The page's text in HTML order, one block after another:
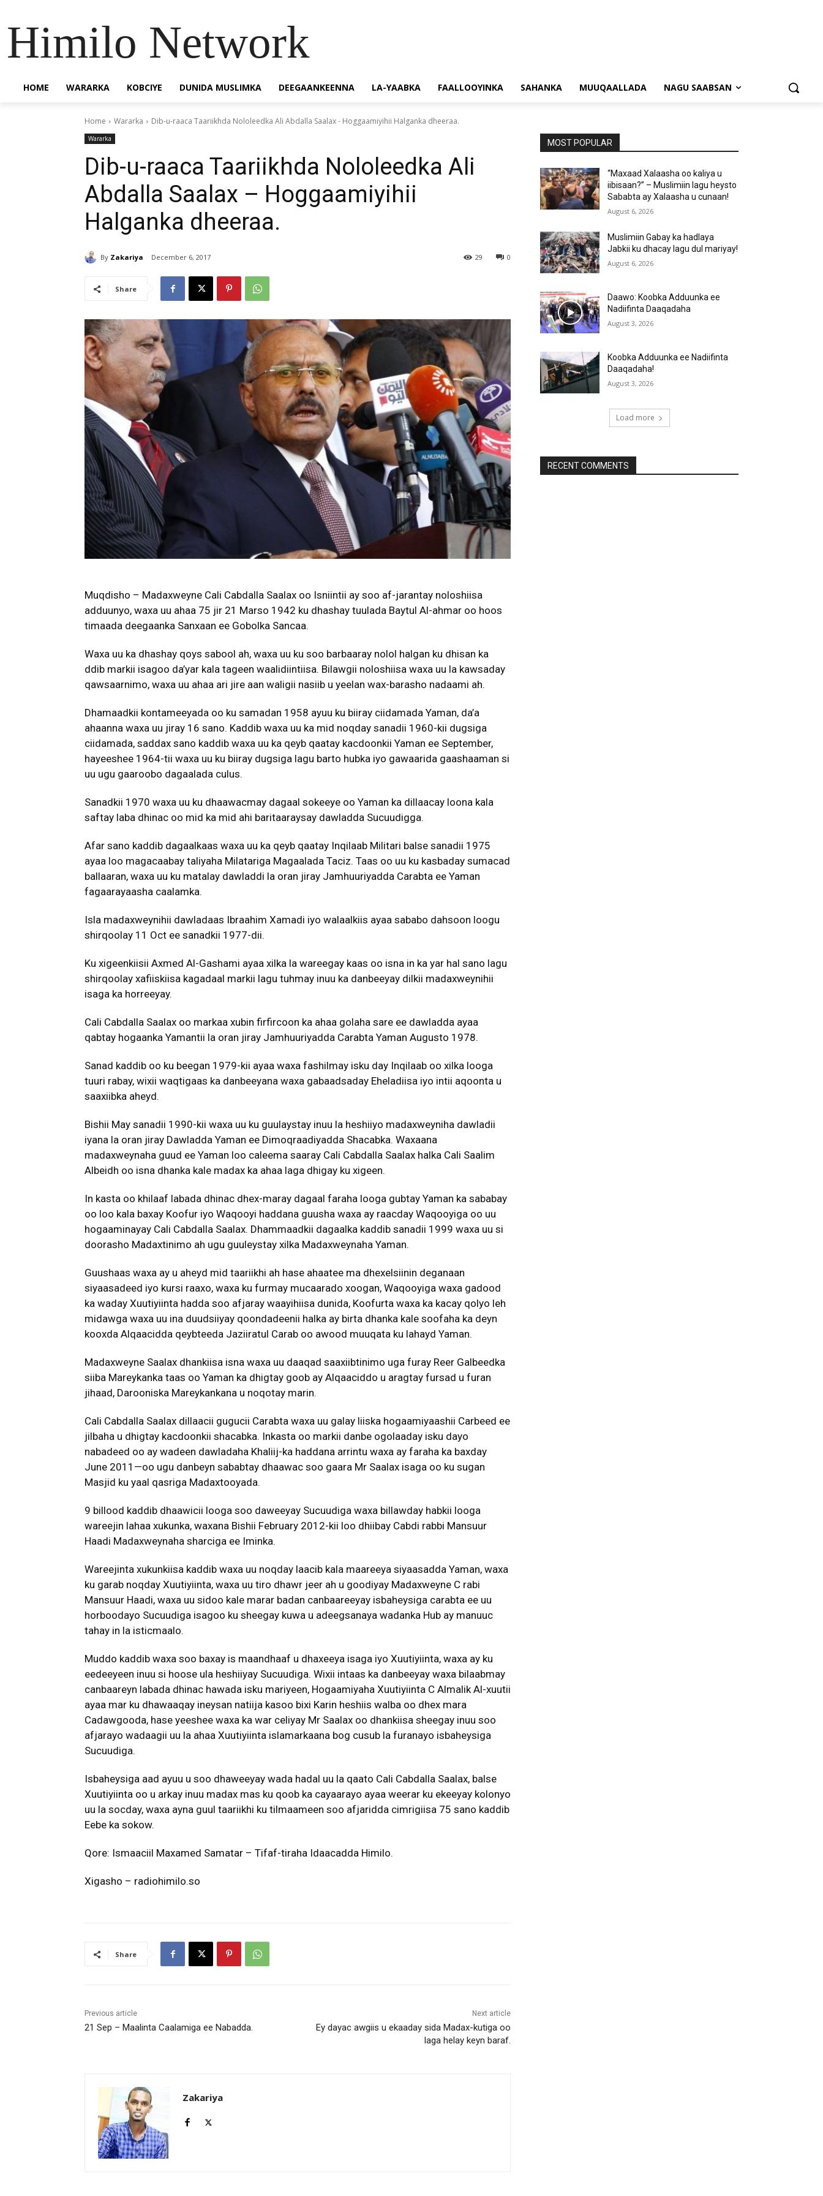
Himilo Network
HOME WARARKA KOBCIYE DUNIDA MUSLIMKA DEEGAANKEENNA LA-YAABKA FAALLOOYINKA SAHANKA MUUQAALLADA NAGU SAABSAN
Home Wararka Dib-u-raaca Taariikhda Nololeedka Ali Abdalla Saalax - Hoggaamiyihii Halganka dheeraa.
Wararka
Dib-u-raaca Taariikhda Nololeedka Ali
Abdalla Saalax – Hoggaamiyihii
Halganka dheeraa.
By Zakariya December 6, 2017 0
29
Share
Muqdisho – Madaxweyne Cali Cabdalla Saalax oo Isniintii ay soo af-jarantay noloshiisa
adduunyo, waxa uu ahaa 75 jir 21 Marso 1942 ku dhashay tuulada Baytul Al-ahmar oo hoos
timaada deegaanka Sanxaan ee Gobolka Sancaa.
Waxa uu ka dhashay qoys sabool ah, waxa uu ku soo barbaaray nolol halgan ku dhisan ka
ddib markii isagoo da’yar kala tageen waalidiintiisa. Bilawgii noloshiisa waxa uu la kawsaday
qawsaarnimo, waxa uu ahaa ari jire aan waligii nasiib u yeelan wax-barasho nadaami ah.
Dhamaadkii kontameeyada oo ku samadan 1958 ayuu ku biiray ciidamada Yaman, da’a
ahaanna waxa uu jiray 16 sano. Kaddib waxa uu ka mid noqday sanadii 1960-kii dugsiga
ciidamada, saddax sano kaddib waxa uu ka qeyb qaatay kacdoonkii Yaman ee September,
hayeeshee 1964-tii waxa uu ku biiray dugsiga lagu barto hubka iyo gawaarida gaashaaman si
uu ugu gaaroobo dagaalada culus.
Sanadkii 1970 waxa uu ku dhaawacmay dagaal sokeeye oo Yaman ka dillaacay loona kala
saftay laba dhinac oo mid ka mid ahi baritaaraysay dawladda Sucuudigga.
Afar sano kaddib dagaalkaas waxa uu ka qeyb qaatay Inqilaab Militari balse sanadii 1975
ayaa loo magacaabay taliyaha Milatariga Magaalada Taciz. Taas oo uu ku kasbaday sumacad
ballaaran, waxa uu ku matalay dawladdi la oran jiray Jamhuuriyadda Carabta ee Yaman
fagaarayaasha caalamka.
Isla madaxweynihii dawladaas Ibraahim Xamadi iyo walaalkiis ayaa sababo dahsoon loogu
shirqoolay 11 Oct ee sanadkii 1977-dii.
Ku xigeenkiisii Axmed Al-Gashami ayaa xilka la wareegay kaas oo isna in ka yar hal sano lagu
shirqoolay xafiiskiisa kagadaal markii lagu tuhmay inuu ka danbeeyay dilkii madaxweynihii
isaga ka horreeyay.
Cali Cabdalla Saalax oo markaa xubin firfircoon ka ahaa golaha sare ee dawladda ayaa
qabtay hogaanka Yamantii la oran jiray Jamhuuriyadda Carabta Yaman Augusto 1978.
Sanad kaddib oo ku beegan 1979-kii ayaa waxa fashilmay isku day Inqilaab oo xilka looga
tuuri rabay, wixii waqtigaas ka danbeeyana waxa gabaadsaday Eheladiisa iyo intii aqoonta u
saaxiibka aheyd.
Bishii May sanadii 1990-kii waxa uu ku guulaystay inuu la heshiiyo madaxweyniha dawladii
iyana la oran jiray Dawladda Yaman ee Dimoqraadiyadda Shacabka. Waxaana
madaxweynaha guud ee Yaman loo caleema saaray Cali Cabdalla Saalax halka Cali Saalim
Albeidh oo isna dhanka kale madax ka ahaa laga dhigay ku xigeen.
In kasta oo khilaaf labada dhinac dhex-maray dagaal faraha looga gubtay Yaman ka sababay
oo loo kala baxay Koofur iyo Waqooyi haddana guusha waxa ay raacday Waqooyiga oo uu
hogaaminayay Cali Cabdalla Saalax. Dhammaadkii dagaalka kaddib sanadii 1999 waxa uu si
doorasho Madaxtinimo ah ugu guuleystay xilka Madaxweynaha Yaman.
Guushaas waxa ay u aheyd mid taariikhi ah hase ahaatee ma dhexelsiinin deganaan
siyaasadeed iyo kursi raaxo, waxa ku furmay mucaarado xoogan, Waqooyiga waxa gadood
ka waday Xuutiyiinta hadda soo afjaray waayihiisa dunida, Koofurta waxa ka kacay qolyo leh
midawga waxa uu ina duudsiiyay qoondadeenii halka ay birta dhanka kale soofaha ka deyn
kooxda Alqaacidda qeybteeda Jaziiratul Carab oo awood muuqata ku lahayd Yaman.
Madaxweyne Saalax dhankiisa isna waxa uu daaqad saaxiibtinimo uga furay Reer Galbeedka
siiba Mareykanka taas oo Yaman ka dhigtay goob ay Alqaaciddo u aragtay fursad u furan
jihaad, Darooniska Mareykankana u noqotay marin.
Cali Cabdalla Saalax dillaacii gugucii Carabta waxa uu galay liiska hogaamiyaashii Carbeed ee
jilbaha u dhigtay kacdoonkii shacabka. Inkasta oo markii danbe ogolaaday isku dayo
nabadeed oo ay wadeen dawladaha Khaliij-ka haddana arrintu waxa ay faraha ka baxday
June 2011—oo ugu danbeyn sababtay dhaawac soo gaara Mr Saalax isaga oo ku sugan
Masjid ku yaal qasriga Madaxtooyada.
9 billood kaddib dhaawicii looga soo daweeyay Sucuudiga waxa billawday habkii looga
wareejin lahaa xukunka, waxana Bishii February 2012-kii loo dhiibay Cabdi rabbi Mansuur
Haadi Madaxweynaha sharciga ee Iminka.
Wareejinta xukunkiisa kaddib waxa uu noqday laacib kala maareeya siyaasadda Yaman, waxa
ku garab noqday Xuutiyiinta, waxa uu tiro dhawr jeer ah u goodiyay Madaxweyne C rabi
Mansuur Haadi, waxa uu sidoo kale marar badan canbaareeyay isbaheysiga carabta ee uu
horboodayo Sucuudiga isagoo ku sheegay kuwa u adeegsanaya wadanka Hub ay manuuc
tahay in la isticmaalo.
Muddo kaddib waxa soo baxay is maandhaaf u dhaxeeya isaga iyo Xuutiyiinta, waxa ay ku
eedeeyeen inuu si hoose ula heshiiyay Sucuudiga. Wixii intaas ka danbeeyay waxa bilaabmay
canbaareyn labada dhinac hawada isku mariyeen, Hogaamiyaha Xuutiyiinta C Almalik Al-xuutii
ayaa mar ku dhawaaqay ineysan natiija kasoo bixi Karin heshiis walba oo dhex mara
Cadawgooda, hase yeeshee waxa ka war celiyay Mr Saalax oo dhankiisa sheegay inuu soo
afjarayo wadaagii uu la ahaa Xuutiyiinta islamarkaana bog cusub la furanayo isbaheysiga
Sucuudiga.
Isbaheysiga aad ayuu u soo dhaweeyay wada hadal uu la qaato Cali Cabdalla Saalax, balse
Xuutiyiinta oo u arkay inuu madax mas ku qoob ka cayaarayo ayaa weerar ku ekeeyay kolonyo
uu la socday, waxa ayna guul taariikhi ku tilmaameen soo afjaridda cimrigiisa 75 sano kaddib
Eebe ka sokow.
Qore: Ismaaciil Maxamed Samatar – Tifaf-tiraha Idaacadda Himilo.
Xigasho – radiohimilo.so
Share
Previous article
21 Sep – Maalinta Caalamiga ee Nabadda.
Next article
Ey dayac awgiis u ekaaday sida Madax-kutiga oo
laga helay keyn baraf.
Zakariya
MOST POPULAR
“Maxaad Xalaasha oo kaliya u
iibisaan?” – Muslimiin lagu heysto
Sababta ay Xalaasha u cunaan!
August 6, 2026
Muslimiin Gabay ka hadlaya
Jabkii ku dhacay lagu dul mariyay!
August 6, 2026
Daawo: Koobka Adduunka ee
Nadiifinta Daaqadaha
August 3, 2026
Koobka Adduunka ee Nadiifinta
Daaqadaha!
August 3, 2026
Load more
RECENT COMMENTS